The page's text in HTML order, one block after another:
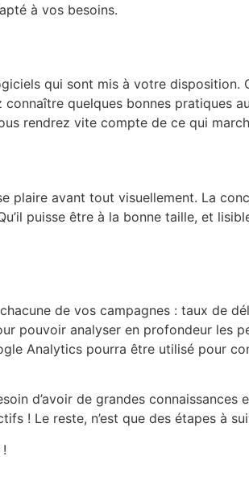
à vos besoins.
qui sont mis à votre disposition.
quelques bonnes pratiques
rendrez vite compte de ce qui
plaire avant tout visuellement. La
puisse être à la bonne taille, et
de vos campagnes : taux de
pouvoir analyser en profondeur les
Analytics pourra être utilisé pour
d’avoir de grandes connaissances
! Le reste, n’est que des étapes à